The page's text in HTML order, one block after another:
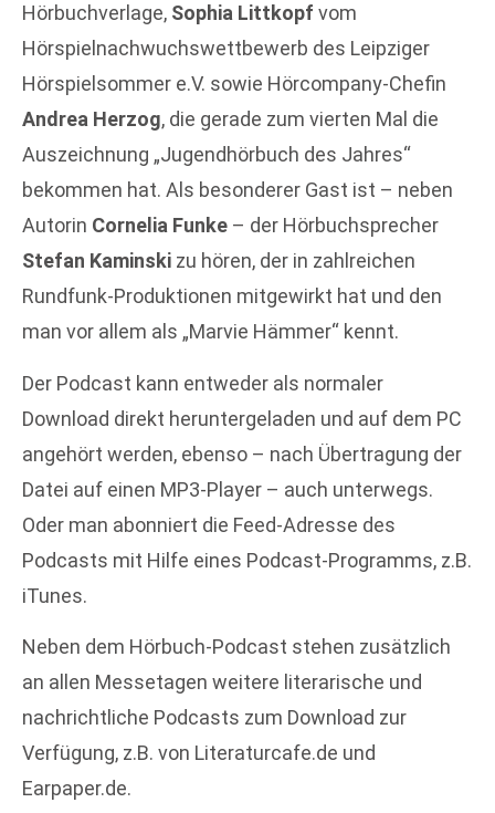
Hörbuchverlage, Sophia Littkopf vom
Hörspielnachwuchswettbewerb des Leipziger
Hörspielsommer e.V. sowie Hörcompany-Chefin
Andrea Herzog, die gerade zum vierten Mal die
Auszeichnung „Jugendhörbuch des Jahres“
bekommen hat. Als besonderer Gast ist – neben
Autorin Cornelia Funke – der Hörbuchsprecher
Stefan Kaminski zu hören, der in zahlreichen
Rundfunk-Produktionen mitgewirkt hat und den
man vor allem als „Marvie Hämmer“ kennt.
Der Podcast kann entweder als normaler
Download direkt heruntergeladen und auf dem PC
angehört werden, ebenso – nach Übertragung der
Datei auf einen MP3-Player – auch unterwegs.
Oder man abonniert die Feed-Adresse des
Podcasts mit Hilfe eines Podcast-Programms, z.B.
iTunes.
Neben dem Hörbuch-Podcast stehen zusätzlich
an allen Messetagen weitere literarische und
nachrichtliche Podcasts zum Download zur
Verfügung, z.B. von Literaturcafe.de und
Earpaper.de.